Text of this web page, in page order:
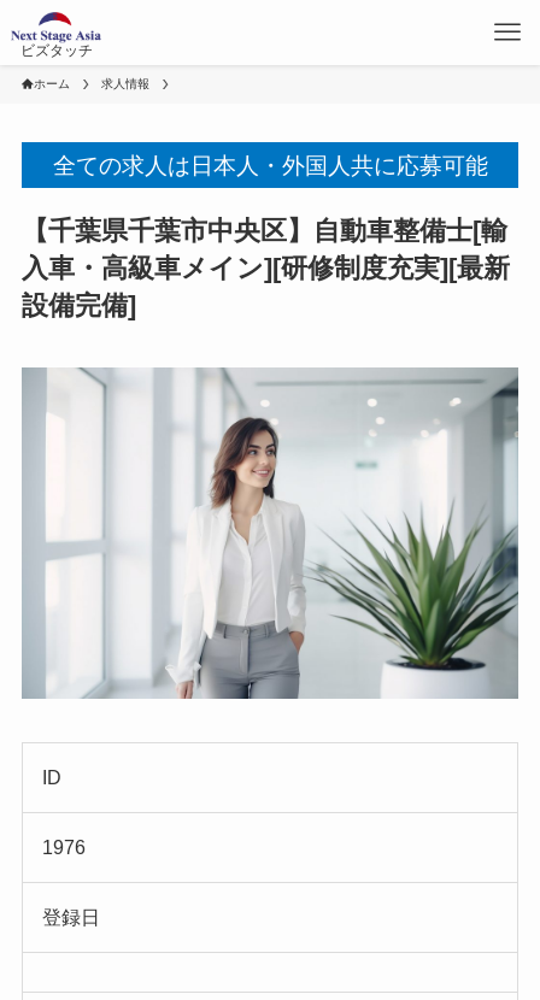
ビズタッチ
ホーム 求人情報
全ての求人は日本人・外国人共に応募可能
【千葉県千葉市中央区】自動車整備士[輸
入車・高級車メイン][研修制度充実][最新
設備完備]
ID
1976
登録日